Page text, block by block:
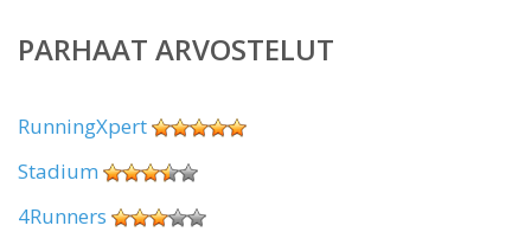
PARHAAT ARVOSTELUT
RunningXpert
Stadium
4Runners